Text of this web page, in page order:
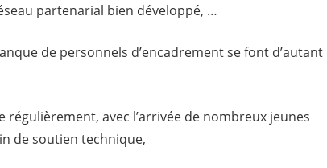
partenarial bien développé, …
de personnels d’encadrement se font d’autant
régulièrement, avec l’arrivée de nombreux jeunes
de soutien technique,